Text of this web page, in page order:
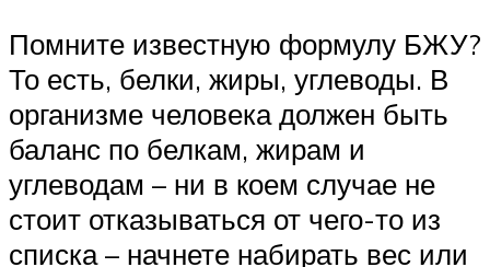
Помните известную формулу БЖУ?
То есть, белки, жиры, углеводы. В
организме человека должен быть
баланс по белкам, жирам и
углеводам – ни в коем случае не
стоит отказываться от чего-то из
списка – начнете набирать вес или